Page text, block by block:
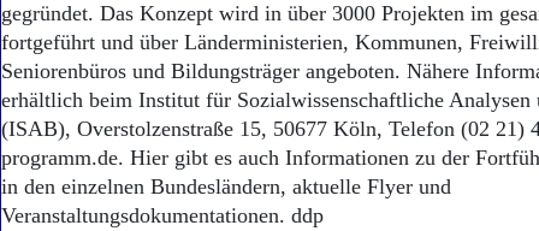
Start
Wer wir sind
Aktuelle Ausgabe
Abonnenten-Login
Abonnent werden
Abo Prämien
Archiv
Mediadaten
gegründet. Das Konzept wird in über 3000 Projekten im
fortgeführt und über Länderministerien, Kommunen,
Seniorenbüros und Bildungsträger angeboten. Nähere
erhältlich beim Institut für Sozialwissenschaftliche
(ISAB), Overstolzenstraße 15, 50677 Köln, Telefon (02 21)
programm.de. Hier gibt es auch Informationen zu der
in den einzelnen Bundesländern, aktuelle Flyer und
Veranstaltungsdokumentationen. ddp